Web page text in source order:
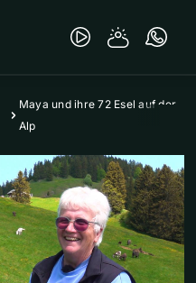
Maya und ihre 72 Esel auf der
Alp